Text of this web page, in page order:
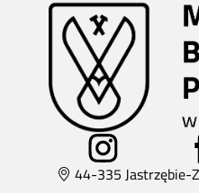
44-335 Jastrzębie-